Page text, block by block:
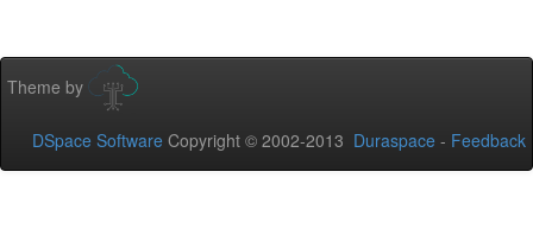
Theme by
DSpace Software Copyright © 2002-2013 Duraspace - Feedback